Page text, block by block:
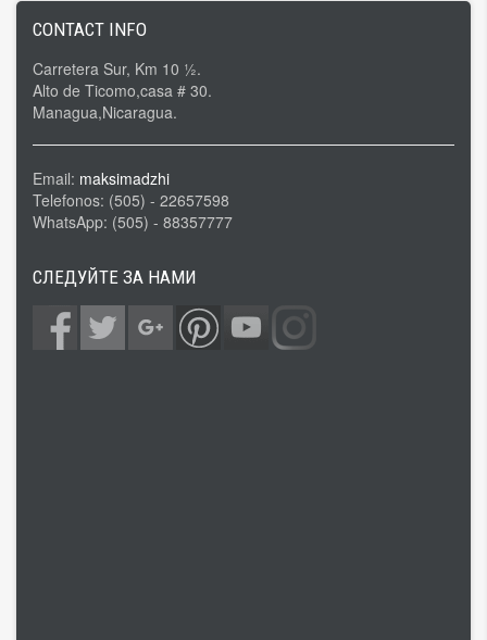
CONTACT INFO
Carretera Sur, Km 10 ½.
Alto de Ticomo,casa # 30.
Managua,Nicaragua.
Email: maksimadzhi
Telefonos: (505) - 22657598
WhatsApp: (505) - 88357777
СЛЕДУЙТЕ ЗА НАМИ